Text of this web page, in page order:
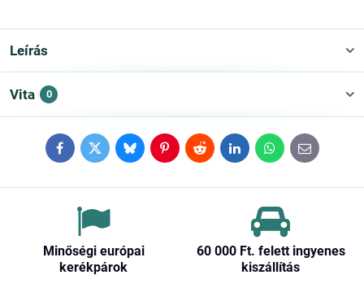
Leírás
Vita 0
FacebookTwitterBlueskyPinterestRedditLinkedInWhatsApp
E-
mail
Minőségi európai
kerékpárok
60 000 Ft​. felett ingyenes
kiszállítás